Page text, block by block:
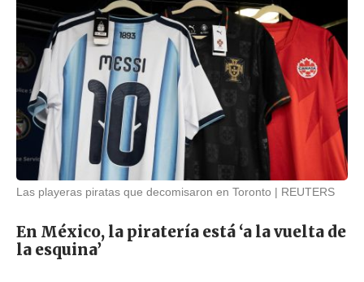
Las playeras piratas que decomisaron en Toronto REUTERS
En México, la piratería está ‘a la vuelta de
la esquina’